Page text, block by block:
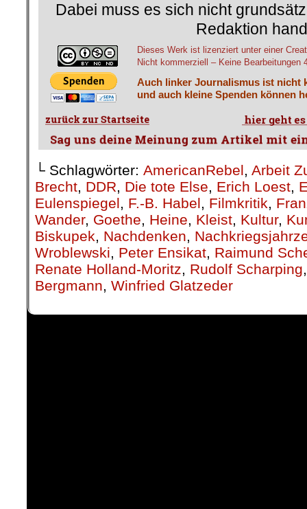
Dabei muss es sich nicht
Redaktion
Dieses Werk ist lizenziert unter einer
Nicht kommerziell – Keine Bearbeitungen
Auch linker Journalismus ist nicht
und auch kleine Spenden können
└ Schlagwörter: AmericanRebel, Arbeit
Brecht, DDR, Die tote Else, Erich Loest,
Eulenspiegel, F.-B. Habel, Filmkritik,
Wander, Goethe, Heine, Kleist, Kultur,
Biskupek, Nachdenken,
Wroblewski, Peter Ensikat, Raimund
Renate Holland-Moritz, Rudolf Scharping
Bergmann, Winfried Glatzeder